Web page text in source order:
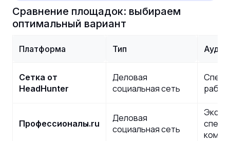
Сравнение площадок: выбираем
оптимальный вариант
Платформа Тип
Сетка от
HeadHunter
Деловая
социальная сеть
Профессионалы.ru
Деловая
социальная сеть